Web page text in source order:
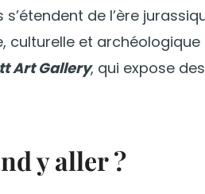
s’étendent de l’ère
culturelle et archéologique
Art Gallery, qui expose
y aller ?